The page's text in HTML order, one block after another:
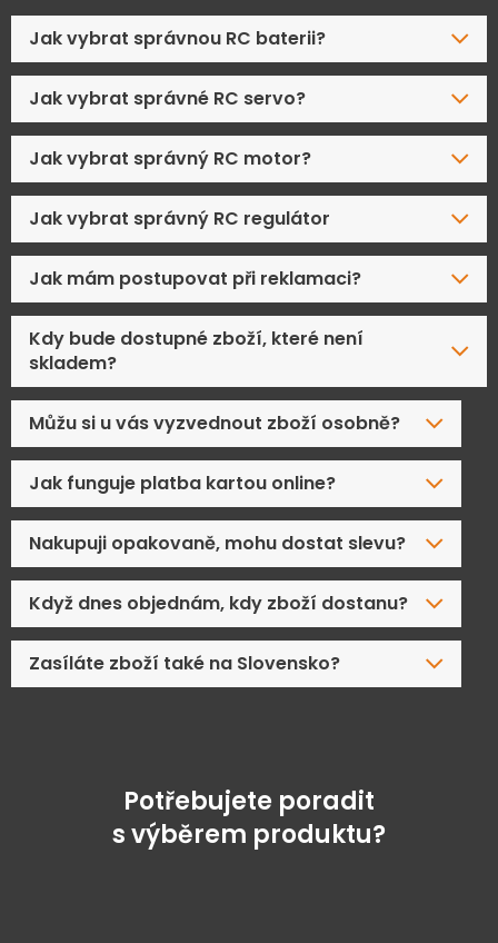
Jak vybrat správnou RC baterii?
Jak vybrat správné RC servo?
Jak vybrat správný RC motor?
Jak vybrat správný RC regulátor
Jak mám postupovat při reklamaci?
Kdy bude dostupné zboží, které není
skladem?
Můžu si u vás vyzvednout zboží osobně?
Jak funguje platba kartou online?
Nakupuji opakovaně, mohu dostat slevu?
Když dnes objednám, kdy zboží dostanu?
Zasíláte zboží také na Slovensko?
Potřebujete poradit
s výběrem produktu?